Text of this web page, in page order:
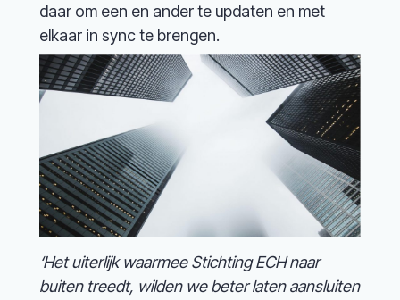
daar om een en ander te updaten en met
elkaar in sync te brengen.
‘Het uiterlijk waarmee Stichting ECH naar
buiten treedt, wilden we beter laten aansluiten